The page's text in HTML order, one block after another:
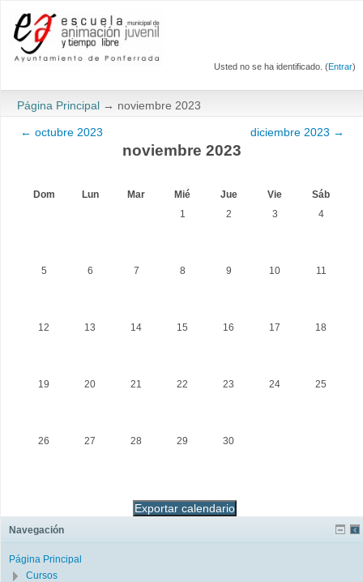
Usted no se ha identificado. (Entrar)
Página Principal → noviembre 2023
← octubre 2023
noviembre 2023
diciembre 2023 →
Dom Lun Mar Mié Jue Vie
Sáb
1
2 3 4
5 6 7 8 9 10 11
12 13 14 15 16 17 18
19 20 21 22 23 24 25
26 27 28 29 30
Navegación
Página Principal
Cursos